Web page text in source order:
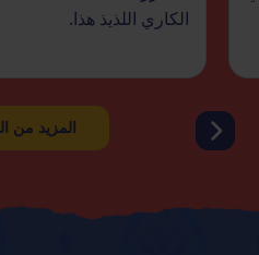
الكاري اللذيذ هذا.
المزيد من